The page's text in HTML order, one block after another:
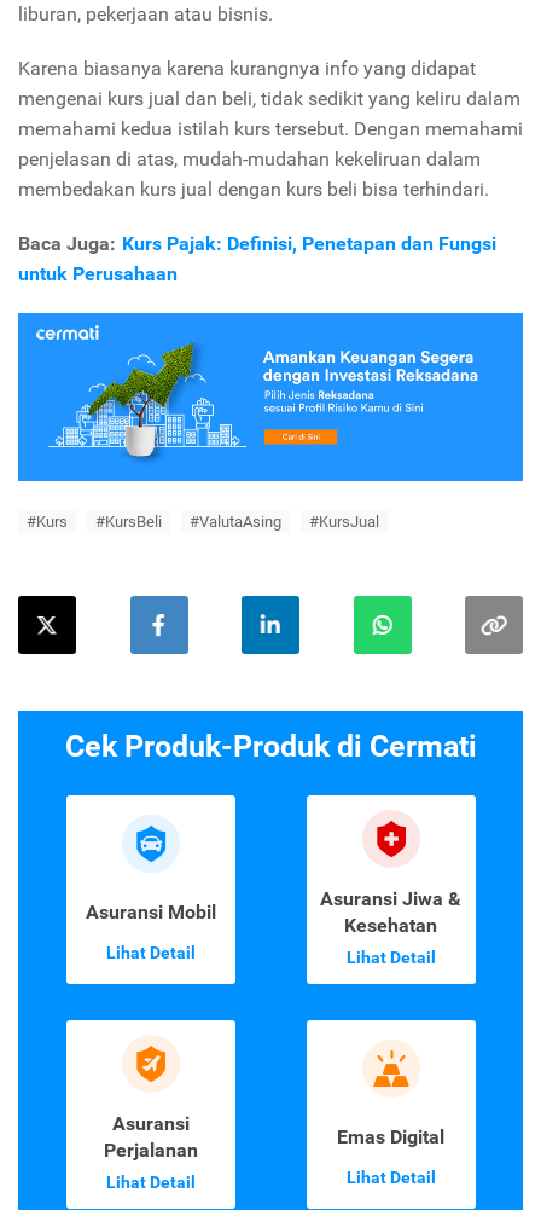
liburan, pekerjaan atau bisnis.
Karena biasanya karena kurangnya info yang didapat
mengenai kurs jual dan beli, tidak sedikit yang keliru dalam
memahami kedua istilah kurs tersebut. Dengan memahami
penjelasan di atas, mudah-mudahan kekeliruan dalam
membedakan kurs jual dengan kurs beli bisa terhindari.
Baca Juga: Kurs Pajak: Definisi, Penetapan dan Fungsi
untuk Perusahaan
#Kurs #KursBeli #ValutaAsing #KursJual
Cek Produk-Produk di Cermati
Asuransi Mobil
Lihat Detail
Asuransi Jiwa &
Kesehatan
Lihat Detail
Asuransi
Perjalanan
Lihat Detail
Emas Digital
Lihat Detail